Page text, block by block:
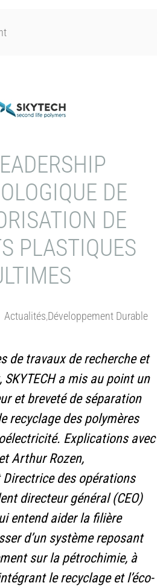
DE
DE
PLASTIQUES
Actualités,Développement Durable
de travaux de recherche et
SKYTECH a mis au point un
et breveté de séparation
recyclage des polymères
Explications avec
Arthur Rozen,
des opérations
directeur général(CEO)
entend aider la filière
d’un système reposant
sur la pétrochimie, à
le recyclage et l’éco-